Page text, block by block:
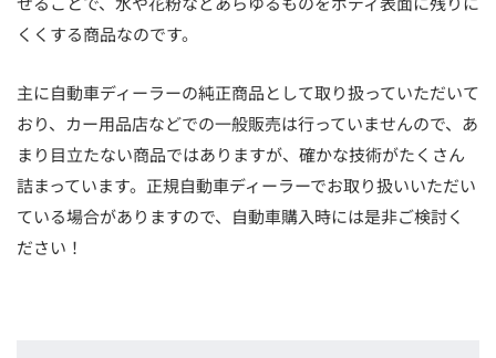
くくする商品なのです。
主に自動車ディーラーの純正商品として取り扱っていただいて
おり、カー用品店などでの一般販売は行っていませんので、あ
まり目立たない商品ではありますが、確かな技術がたくさん
詰まっています。正規自動車ディーラーでお取り扱いいただい
ている場合がありますので、自動車購入時には是非ご検討く
ださい！